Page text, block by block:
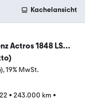
Kachelansicht
Actros 1848 LS
AUT Bel.Sitz
19% MwSt.
• 243.000 km •